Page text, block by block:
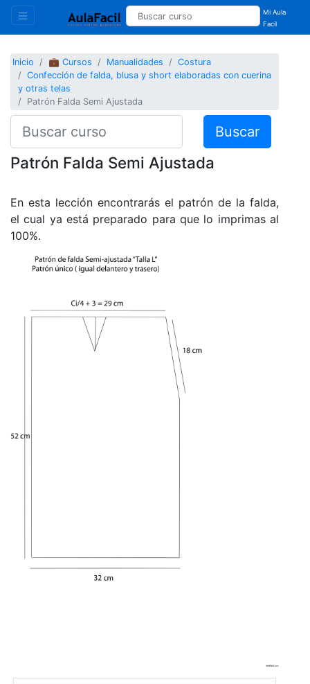
Mi Aula
Facil
Inicio 💼 Cursos Manualidades
Costura
Confección de falda, blusa y short elaboradas con cuerina
y otras telas
Patrón Falda Semi Ajustada
Buscar
Patrón Falda Semi Ajustada
En esta lección encontrarás el patrón de la falda,
el cual ya está preparado para que lo imprimas al
100%.